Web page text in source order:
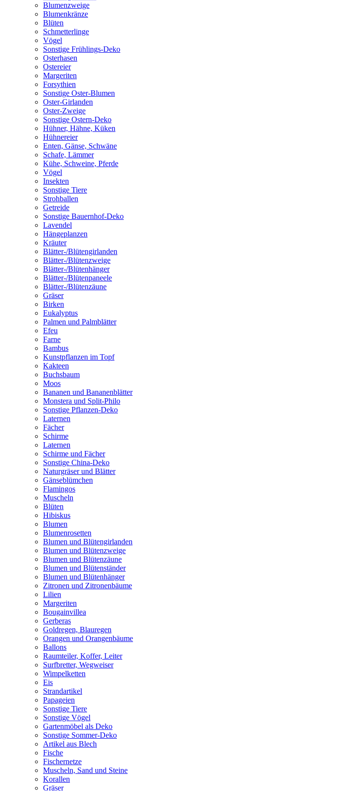
Blumenzweige
Blumenkränze
Blüten
Schmetterlinge
Vögel
Sonstige Frühlings-Deko
Osterhasen
Ostereier
Margeriten
Forsythien
Sonstige Oster-Blumen
Oster-Girlanden
Oster-Zweige
Sonstige Ostern-Deko
Hühner, Hähne, Küken
Hühnereier
Enten, Gänse, Schwäne
Schafe, Lämmer
Kühe, Schweine, Pferde
Vögel
Insekten
Sonstige Tiere
Strohballen
Getreide
Sonstige Bauernhof-Deko
Lavendel
Hängeplanzen
Kräuter
Blätter-/Blütengirlanden
Blätter-/Blütenzweige
Blätter-/Blütenhänger
Blätter-/Blütenpaneele
Blätter-/Blütenzäune
Gräser
Birken
Eukalyptus
Palmen und Palmblätter
Efeu
Farne
Bambus
Kunstpflanzen im Topf
Kakteen
Buchsbaum
Moos
Bananen und Bananenblätter
Monstera und Split-Philo
Sonstige Pflanzen-Deko
Laternen
Fächer
Schirme
Laternen
Schirme und Fächer
Sonstige China-Deko
Naturgräser und Blätter
Gänseblümchen
Flamingos
Muscheln
Blüten
Hibiskus
Blumen
Blumenrosetten
Blumen und Blütengirlanden
Blumen und Blütenzweige
Blumen und Blütenzäune
Blumen und Blütenständer
Blumen und Blütenhänger
Zitronen und Zitronenbäume
Lilien
Margeriten
Bougainvillea
Gerberas
Goldregen, Blauregen
Orangen und Orangenbäume
Ballons
Raumteiler, Koffer, Leiter
Surfbretter, Wegweiser
Wimpelketten
Eis
Strandartikel
Papageien
Sonstige Tiere
Sonstige Vögel
Gartenmöbel als Deko
Sonstige Sommer-Deko
Artikel aus Blech
Fische
Fischernetze
Muscheln, Sand und Steine
Korallen
Gräser